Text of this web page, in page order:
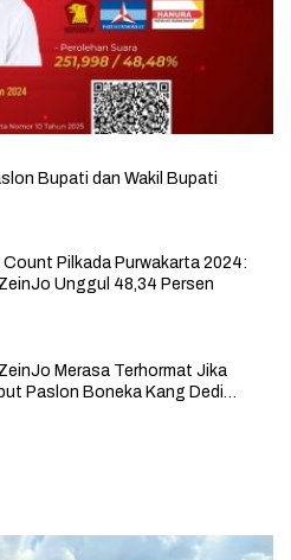
Bupati dan Wakil Bupati
Count Pilkada Purwakarta 2024:
Unggul 48,34 Persen
Merasa Terhormat Jika
Paslon Boneka Kang Dedi